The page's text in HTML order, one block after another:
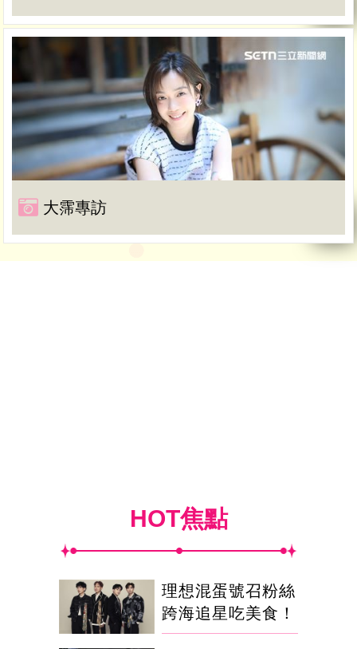
大霈專訪
HOT焦點
理想混蛋號召粉絲
跨海追星吃美食！